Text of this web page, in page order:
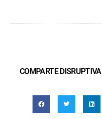
COMPARTE DISRUPTIVA